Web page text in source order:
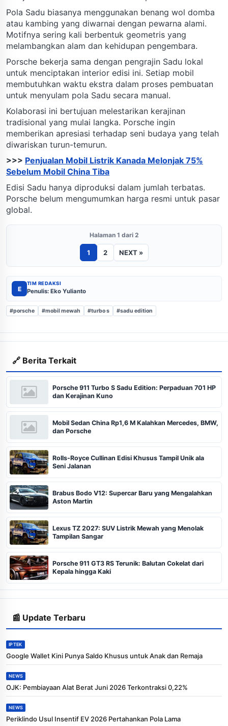
Pola Sadu biasanya menggunakan benang wol domba
atau kambing yang diwarnai dengan pewarna alami.
Motifnya sering kali berbentuk geometris yang
melambangkan alam dan kehidupan pengembara.
Porsche bekerja sama dengan pengrajin Sadu lokal
untuk menciptakan interior edisi ini. Setiap mobil
membutuhkan waktu ekstra dalam proses pembuatan
untuk menyulam pola Sadu secara manual.
Kolaborasi ini bertujuan melestarikan kerajinan
tradisional yang mulai langka. Porsche ingin
memberikan apresiasi terhadap seni budaya yang telah
diwariskan turun-temurun.
>>> Penjualan Mobil Listrik Kanada Melonjak 75%
Sebelum Mobil China Tiba
Edisi Sadu hanya diproduksi dalam jumlah terbatas.
Porsche belum mengumumkan harga resmi untuk pasar
global.
Halaman 1 dari 2
1 2 NEXT »
E
TIM REDAKSI
Penulis: Eko Yulianto
#porsche #mobil mewah #turbo s #sadu edition
🔗 Berita Terkait
Porsche 911 Turbo S Sadu Edition: Perpaduan 701 HP
dan Kerajinan Kuno
Mobil Sedan China Rp1,6 M Kalahkan Mercedes, BMW,
dan Porsche
Rolls-Royce Cullinan Edisi Khusus Tampil Unik ala
Seni Jalanan
Brabus Bodo V12: Supercar Baru yang Mengalahkan
Aston Martin
Lexus TZ 2027: SUV Listrik Mewah yang Menolak
Tampilan Sangar
Porsche 911 GT3 RS Terunik: Balutan Cokelat dari
Kepala hingga Kaki
📰 Update Terbaru
IPTEK
Google Wallet Kini Punya Saldo Khusus untuk Anak dan Remaja
NEWS
OJK: Pembiayaan Alat Berat Juni 2026 Terkontraksi 0,22%
NEWS
Periklindo Usul Insentif EV 2026 Pertahankan Pola Lama